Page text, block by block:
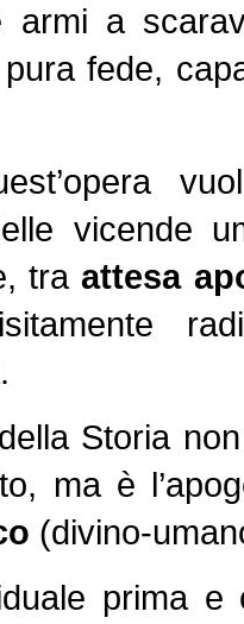
armi a
fede,
vicende
traattesa
Storia
ma è
(divino-
prima